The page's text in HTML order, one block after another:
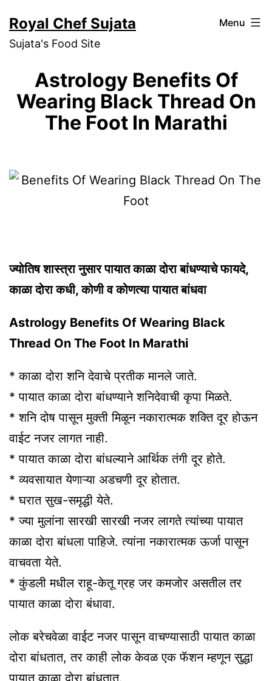
to
content
Royal Chef Sujata
Sujata's Food Site
Menu
Astrology Benefits Of
Wearing Black Thread On
The Foot In Marathi
ज्योतिष शास्त्रा नुसार पायात काळा दोरा बांधण्याचे फायदे,
काळा दोरा कधी, कोणी व कोणत्या पायात बांधवा
Astrology Benefits Of Wearing Black
Thread On The Foot In Marathi
* काळा दोरा शनि देवाचे प्रतीक मानले जाते.
* पायात काळा दोरा बांधण्याने शनिदेवाची कृपा मिळते.
* शनि दोष पासून मुक्ती मिळून नकारात्मक शक्ति दूर होऊन
वाईट नजर लागत नाही.
* पायात काळा दोरा बांधल्याने आर्थिक तंगी दूर होते.
* व्यवसायात येणाऱ्या अडचणी दूर होतात.
* घरात सुख-समृद्धी येते.
* ज्या मुलांना सारखी सारखी नजर लागते त्यांच्या पायात
काळा दोरा बांधला पाहिजे. त्यांना नकारात्मक ऊर्जा पासून
वाचवता येते.
* कुंडली मधील राहू-केतू ग्रह जर कमजोर असतील तर
पायात काळा दोरा बंधावा.
लोक बरेचवेळा वाईट नजर पासून वाचण्यासाठी पायात काळा
दोरा बांधतात, तर काही लोक केवळ एक फॅशन म्हणून सुद्धा